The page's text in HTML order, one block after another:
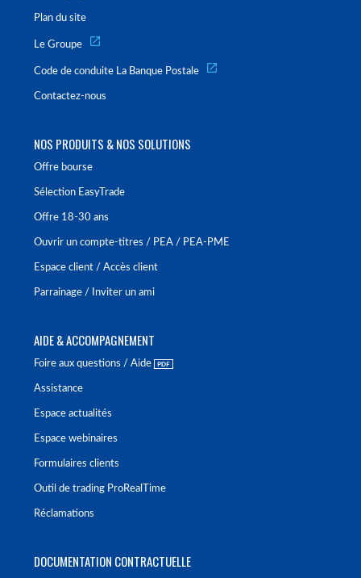
Plan du site
Le Groupe
Code de conduite La Banque Postale
Contactez-nous
NOS PRODUITS & NOS SOLUTIONS
Offre bourse
Sélection EasyTrade
Offre 18-30 ans
Ouvrir un compte-titres / PEA / PEA-PME
Espace client / Accès client
Parrainage / Inviter un ami
AIDE & ACCOMPAGNEMENT
Foire aux questions / Aide
Assistance
Espace actualités
Espace webinaires
Formulaires clients
Outil de trading ProRealTime
Réclamations
DOCUMENTATION CONTRACTUELLE